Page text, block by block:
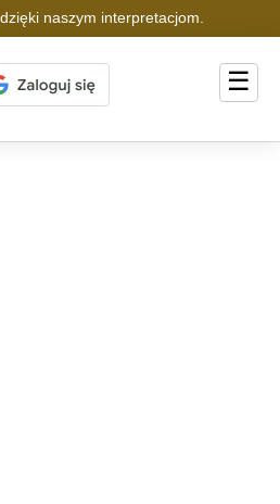
naszym interpretacjom.
☰